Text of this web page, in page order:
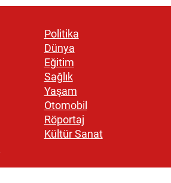
Politika
Dünya
Eğitim
Sağlık
Yaşam
Otomobil
Röportaj
Kültür Sanat